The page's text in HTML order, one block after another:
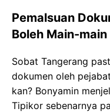
Pemalsuan
Boleh Main-main
Sobat Tangerang
dokumen oleh
kan? Bonyamin
Tipikor sebenarnya